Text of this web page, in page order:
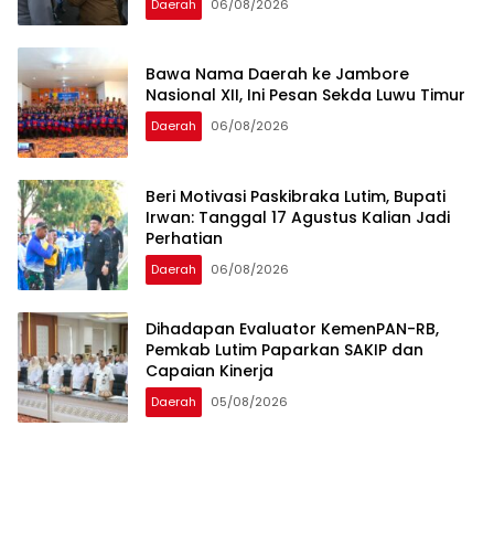
Daerah 06/08/2026
Bawa Nama Daerah ke Jambore
Nasional XII, Ini Pesan Sekda Luwu Timur
Daerah 06/08/2026
Beri Motivasi Paskibraka Lutim, Bupati
Irwan: Tanggal 17 Agustus Kalian Jadi
Perhatian
Daerah 06/08/2026
Dihadapan Evaluator KemenPAN-RB,
Pemkab Lutim Paparkan SAKIP dan
Capaian Kinerja
Daerah 05/08/2026